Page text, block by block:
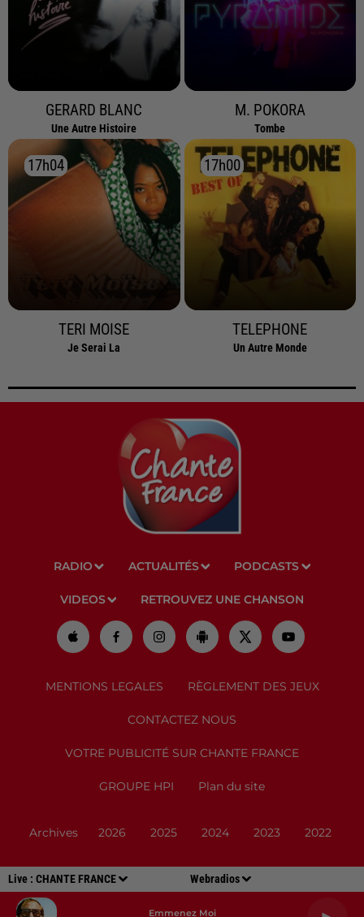
Live : CHANTE FRANCE Webradios
Emmenez Moi
GERARD BLANC
Une Autre Histoire
M. POKORA
Tombe
17h04
17h04
TERI MOISE
Je Serai La
17h00
17h00
TELEPHONE
Un Autre Monde
RADIO ACTUALITÉS PODCASTS
VIDEOS RETROUVEZ UNE CHANSON
MENTIONS LEGALES RÈGLEMENT DES JEUX
CONTACTEZ NOUS
VOTRE PUBLICITÉ SUR CHANTE FRANCE
GROUPE HPI Plan du site
Archives 2026 2025 2024 2023 2022